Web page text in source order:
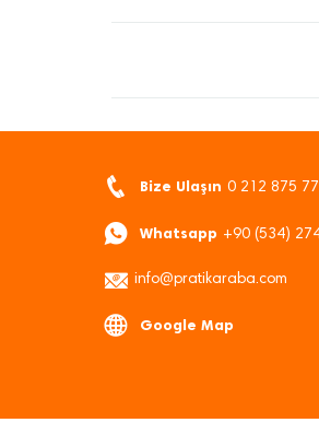
Bize Ulaşın 0 212 875
Whatsapp +90 (534)
info@pratikaraba.com
Google Map